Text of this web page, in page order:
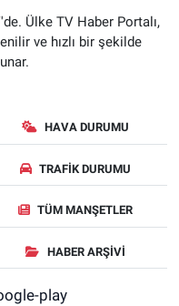
Ülke TV Haber Portalı,
ve hızlı bir şekilde
HAVA DURUMU
TRAFIK DURUMU
TÜM MANŞETLER
HABER ARŞIVI